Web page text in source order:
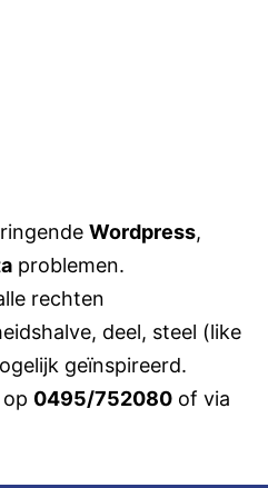
Wordpress,
problemen.
rechten
deel, steel (like
geïnspireerd.
0495/752080 of via